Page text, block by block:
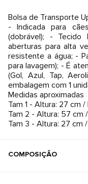
Bolsa de Transporte
- Indicada para
(dobrável); -
aberturas para alta
resistente a água; -
para lavagem); - É
(Gol, Azul, Tap,
embalagem com 1
Medidas aproximadas
Tam 1 - Altura: 27 cm
Tam 2 - Altura: 57 cm
Tam 3 - Altura: 27 cm
COMPOSIÇÃO